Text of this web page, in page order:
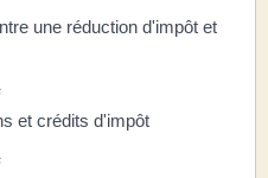
une réduction d'impôt et
et crédits d'impôt